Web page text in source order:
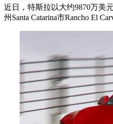
近日，特斯拉以大约9870万美
州Santa Catarina市Rancho El